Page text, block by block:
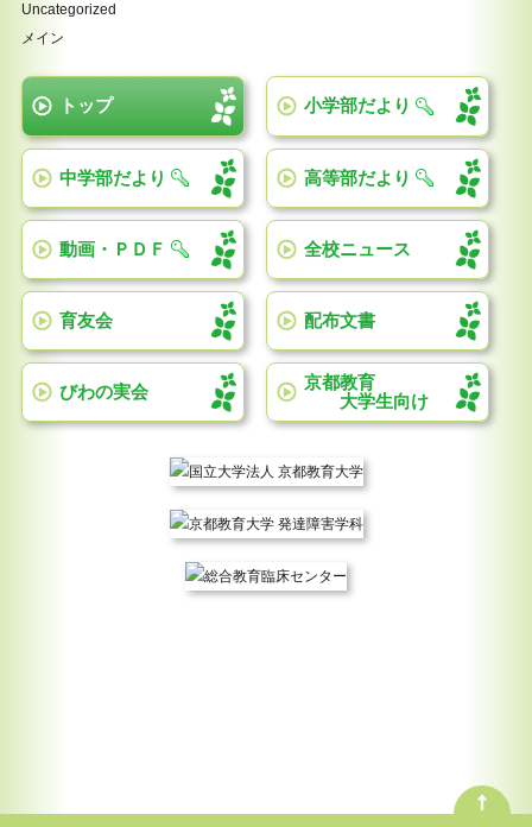
Uncategorized
メイン
トップ 小学部だより
中学部だより 高等部だより
動画・ＰＤＦ 全校ニュース
育友会 配布文書
びわの実会
京都教育
大学生向け